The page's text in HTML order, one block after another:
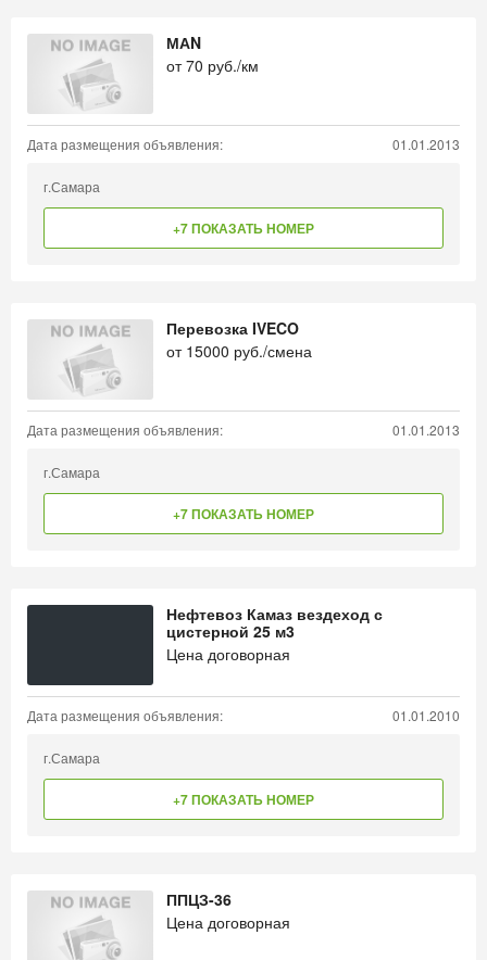
МАN
от70 руб./км
Дата размещения объявления: 01.01.2013
г.Самара
+7 ПОКАЗАТЬ НОМЕР
Перевозка IVECO
от 15000 руб./смена
Дата размещения объявления: 01.01.2013
г.Самара
+7 ПОКАЗАТЬ НОМЕР
Нефтевоз Камаз вездеход с
цистерной 25 м3
Цена договорная
Дата размещения объявления: 01.01.2010
г.Самара
+7 ПОКАЗАТЬ НОМЕР
ППЦЗ-36
Цена договорная